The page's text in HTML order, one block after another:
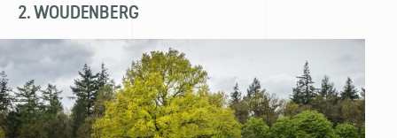
2. WOUDENBERG